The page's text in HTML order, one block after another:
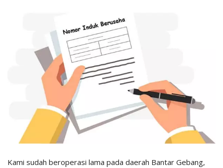
Kami sudah beroperasi lama pada daerah Bantar Gebang,